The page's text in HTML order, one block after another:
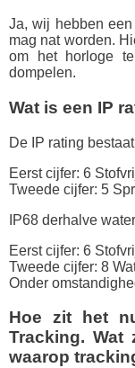
Ja, wij hebben
mag nat worden.
om het horloge
dompelen.
Wat is een IP
De IP rating
Eerst cijfer: 6
Tweede cijfer: 5
IP68 derhalve
Eerst cijfer: 6
Tweede cijfer: 8
Onder
Hoe zit het
Tracking. Wat
waarop